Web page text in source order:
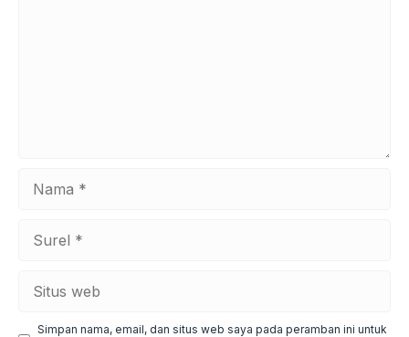
web
Simpan nama, email, dan situs web saya pada peramban ini untuk